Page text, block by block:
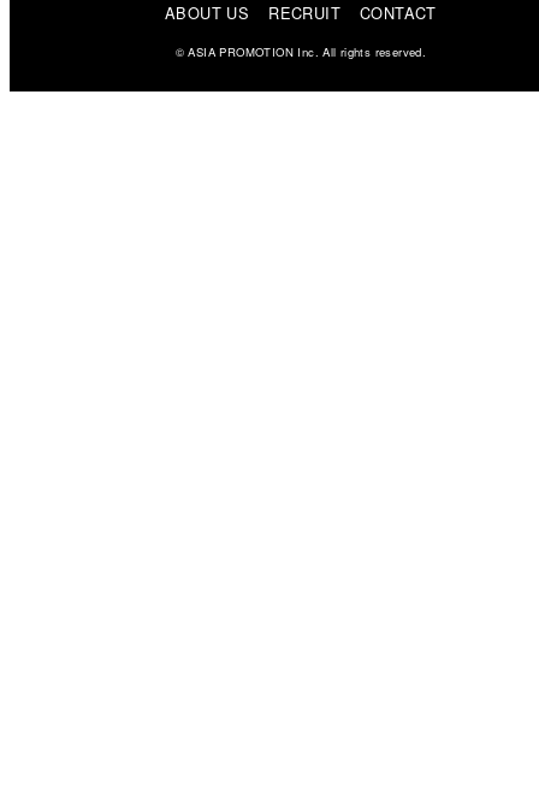
ABOUT US RECRUIT CONTACT
© ASIA PROMOTION Inc. All rights reserved.